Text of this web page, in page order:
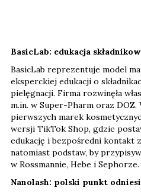
BasicLab: edukacja
BasicLab reprezentuje model
eksperckiej edukacji o
pielęgnacji. Firma rozwinęła
m.in. w Super-Pharm oraz DOZ.
pierwszych marek
wersji TikTok Shop, gdzie
edukację i bezpośredni kontakt
natomiast podstaw, by
w Rossmannie, Hebe i Sephorze.
Nanolash: polski punkt